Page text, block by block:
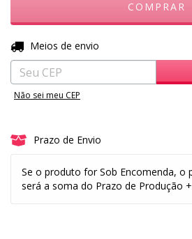
Entregas para o CEP:
Meios de envio
Não sei meu CEP
Prazo de Envio
Se o produto for Sob Encomenda, o
será a soma do Prazo de Produção